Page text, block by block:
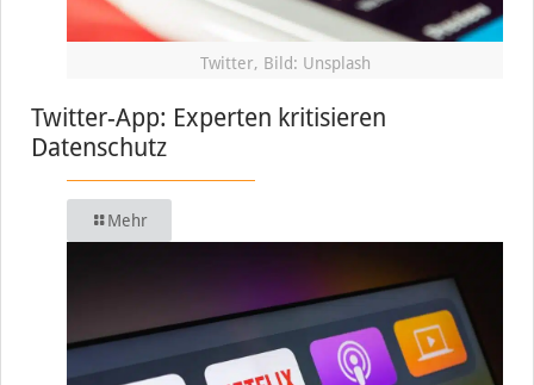
Twitter, Bild: Unsplash
Twitter-App: Experten kritisieren
Datenschutz
Mehr